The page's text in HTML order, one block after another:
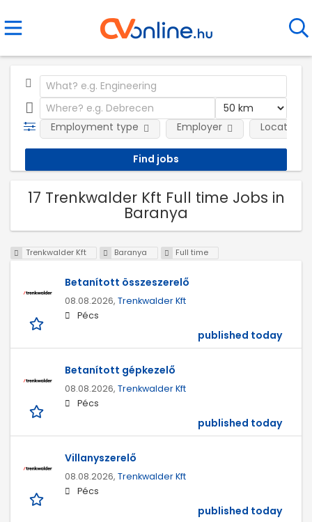
Employment type Employer Location
17 Trenkwalder Kft Full time Jobs in
Baranya
Trenkwalder Kft Baranya Full time
Betanított összeszerelő
08.08.2026, Trenkwalder Kft
Pécs
published today
Betanított gépkezelő
08.08.2026, Trenkwalder Kft
Pécs
published today
Villanyszerelő
08.08.2026, Trenkwalder Kft
Pécs
published today